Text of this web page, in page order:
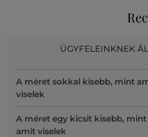
ÜGYFELEINKNEK
A méret sokkal kisebb, mint
viselek
A méret egy kicsit kisebb, mint
amit viselek